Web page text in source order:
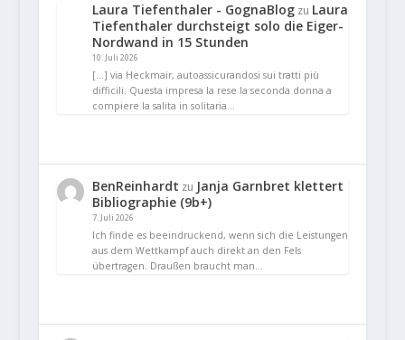
Laura Tiefenthaler - GognaBlogzu Laura
Tiefenthaler durchsteigt solo die Eiger-
Nordwand in 15 Stunden
10. Juli 2026
[…] via Heckmair, autoassicurandosi sui tratti più
difficili. Questa impresa la rese la seconda donna a
compiere la salita in solitaria…
BenReinhardt zu Janja Garnbret klettert
Bibliographie (9b+)
7. Juli 2026
Ich finde es beeindruckend, wenn sich die Leistungen
aus dem Wettkampf auch direkt an den Fels
übertragen. Draußen braucht man…